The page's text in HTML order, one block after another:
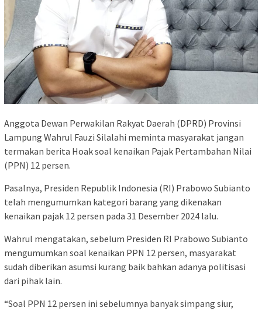
Anggota Dewan Perwakilan Rakyat Daerah (DPRD) Provinsi
Lampung Wahrul Fauzi Silalahi meminta masyarakat jangan
termakan berita Hoak soal kenaikan Pajak Pertambahan Nilai
(PPN) 12 persen.
Pasalnya, Presiden Republik Indonesia (RI) Prabowo Subianto
telah mengumumkan kategori barang yang dikenakan
kenaikan pajak 12 persen pada 31 Desember 2024 lalu.
Wahrul mengatakan, sebelum Presiden RI Prabowo Subianto
mengumumkan soal kenaikan PPN 12 persen, masyarakat
sudah diberikan asumsi kurang baik bahkan adanya politisasi
dari pihak lain.
“Soal PPN 12 persen ini sebelumnya banyak simpang siur,